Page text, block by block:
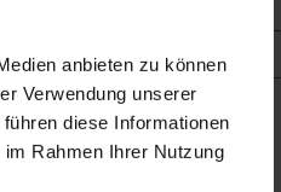
anbieten zu können
Verwendung unserer
diese Informationen
Rahmen Ihrer Nutzung